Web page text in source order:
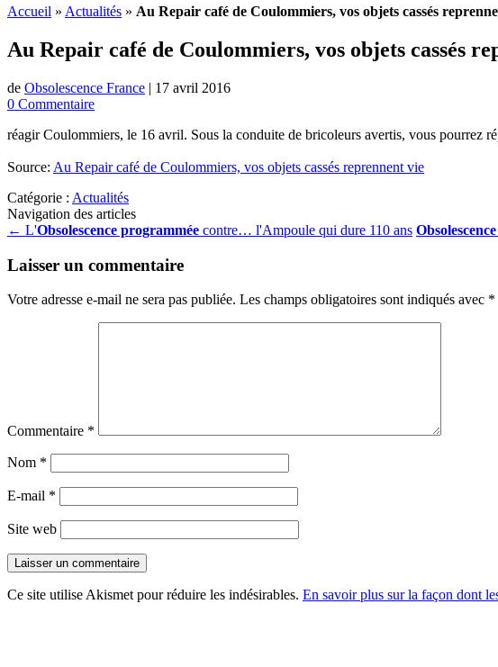
Accueil » Actualités » Au Repair café de Coulommiers, vos objets cassés
Au Repair café de Coulommiers, vos objets cassés
de Obsolescence France | 17 avril 2016
0 Commentaire
réagir Coulommiers, le 16 avril. Sous la conduite de bricoleurs avertis, vous
Source: Au Repair café de Coulommiers, vos objets cassés reprennent vie
Catégorie : Actualités
Navigation des articles
← L'Obsolescence programmée contre… l'Ampoule qui dure 110 ans
Laisser un commentaire
Votre adresse e-mail ne sera pas publiée. Les champs obligatoires sont indiqués avec *
Commentaire *
Nom *
E-mail *
Site web
Ce site utilise Akismet pour réduire les indésirables. En savoir plus sur la façon dont